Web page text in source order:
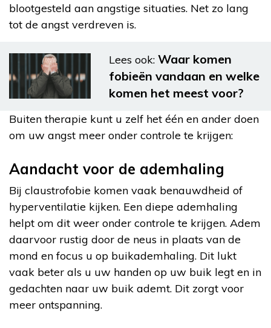
blootgesteld aan angstige situaties. Net zo lang
tot de angst verdreven is.
Lees ook: Waar komen
fobieën vandaan en welke
komen het meest voor?
Buiten therapie kunt u zelf het één en ander doen
om uw angst meer onder controle te krijgen:
Aandacht voor de ademhaling
Bij claustrofobie komen vaak benauwdheid of
hyperventilatie kijken. Een diepe ademhaling
helpt om dit weer onder controle te krijgen. Adem
daarvoor rustig door de neus in plaats van de
mond en focus u op buikademhaling. Dit lukt
vaak beter als u uw handen op uw buik legt en in
gedachten naar uw buik ademt. Dit zorgt voor
meer ontspanning.